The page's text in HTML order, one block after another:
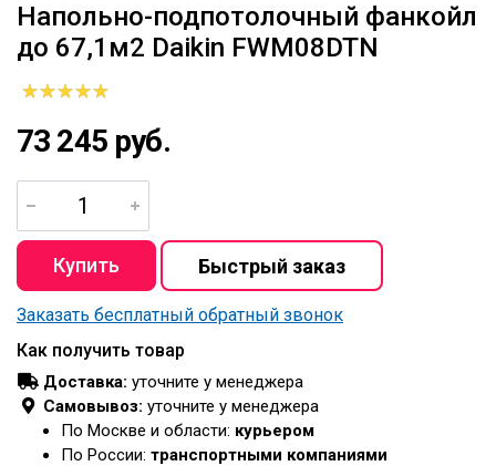
Напольно-подпотолочный фанкойл
до 67,1м2 Daikin FWM08DTN
73 245 руб.
Заказать бесплатный обратный звонок
Как получить товар
Доставка: уточните у менеджера
Самовывоз: уточните у менеджера
По Москве и области: курьером
По России: транспортными компаниями